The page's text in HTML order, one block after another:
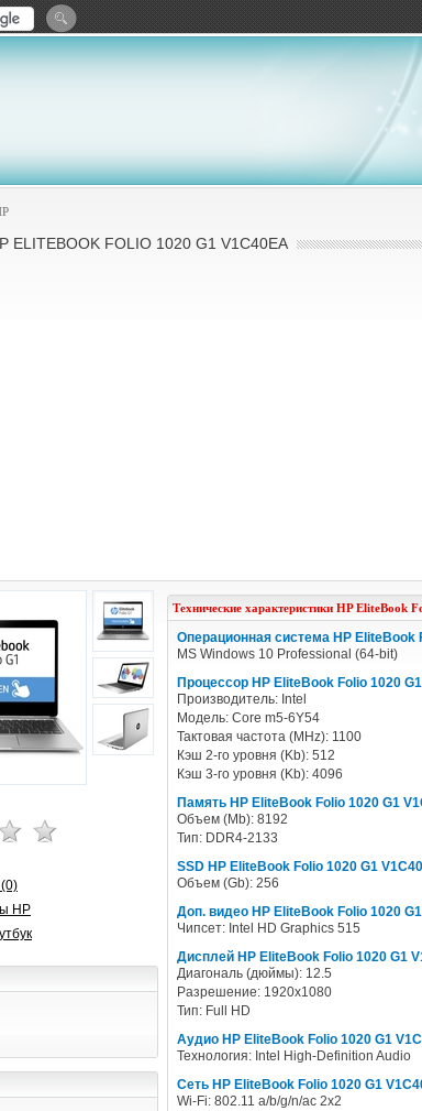
виджетов
ELITEBOOK FOLIO 1020 G1 V1C40EA
HP
Технические характеристики HP EliteBook
Операционная система HP EliteBook
MS Windows 10 Professional (64-bit)
Процессор HP EliteBook Folio 1020
Производитель: Intel
Модель: Core m5-6Y54
Тактовая частота (MHz): 1100
Кэш 2-го уровня (Kb): 512
Кэш 3-го уровня (Kb): 4096
Память HP EliteBook Folio 1020 G1
Объем (Mb): 8192
Тип: DDR4-2133
SSD HP EliteBook Folio 1020 G1
Объем (Gb): 256
Доп. видео HP EliteBook Folio 1020
Чипсет: Intel HD Graphics 515
Дисплей HP EliteBook Folio 1020 G1
Диагональ (дюймы): 12.5
Разрешение: 1920x1080
Тип: Full HD
Аудио HP EliteBook Folio 1020 G1
Технология: Intel High-Definition Audio
Сеть HP EliteBook Folio 1020 G1
Wi-Fi: 802.11 a/b/g/n/ac 2x2